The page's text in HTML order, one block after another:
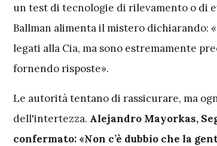
un test di tecnologie di rilevamento o di
Ballman alimenta il mistero dichiarando:
legati alla Cia, ma sono estremamente
fornendo risposte».
Le autorità tentano di rassicurare, ma
dell'intertezza. Alejandro Mayorkas,
confermato: «Non c’è dubbio che la